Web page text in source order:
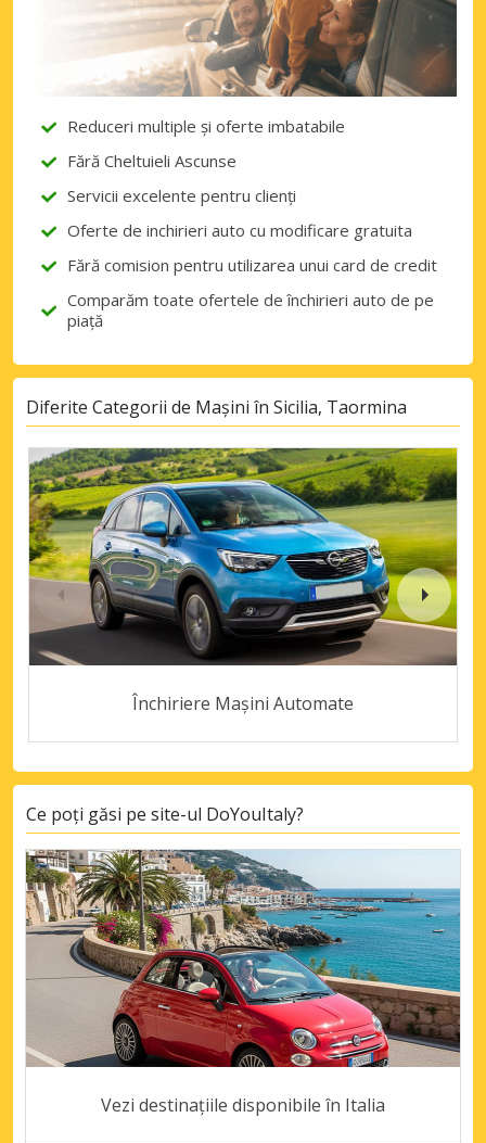
Reduceri multiple și oferte imbatabile
Fără Cheltuieli Ascunse
Servicii excelente pentru clienți
Oferte de inchirieri auto cu modificare gratuita
Fără comision pentru utilizarea unui card de credit
Comparăm toate ofertele de închirieri auto de pe
piață
Diferite Categorii de Mașini în Sicilia, Taormina
Închiriere Mașini Automate
Ce poți găsi pe site-ul DoYouItaly?
Vezi destinațiile disponibile în Italia